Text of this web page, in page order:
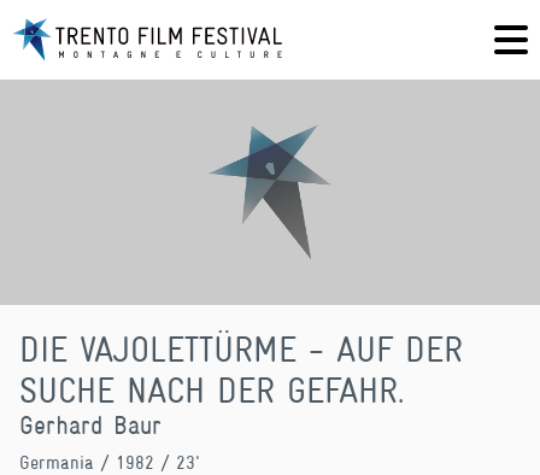
DIE VAJOLETTÜRME - AUF DER
SUCHE NACH DER GEFAHR.
Gerhard Baur
Germania / 1982 / 23'